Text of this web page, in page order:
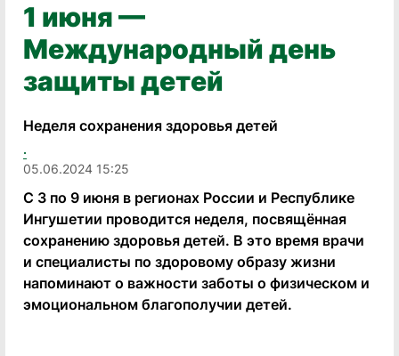
1 июня —
Международный день
защиты детей
Неделя сохранения здоровья детей
.
05.06.2024 15:25
С 3 по 9 июня в регионах России и Республике
Ингушетии проводится неделя, посвящённая
сохранению здоровья детей. В это время врачи
и специалисты по здоровому образу жизни
напоминают о важности заботы о физическом и
эмоциональном благополучии детей.